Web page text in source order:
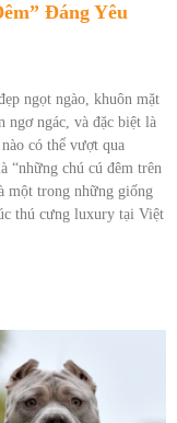
Đáng Yêu
ngọt ngào, khuôn mặt
ngơ ngác, và đặc biệt là
có thể vượt qua
“những chú cú đêm trên
một trong những giống
thú cưng luxury tại Việt